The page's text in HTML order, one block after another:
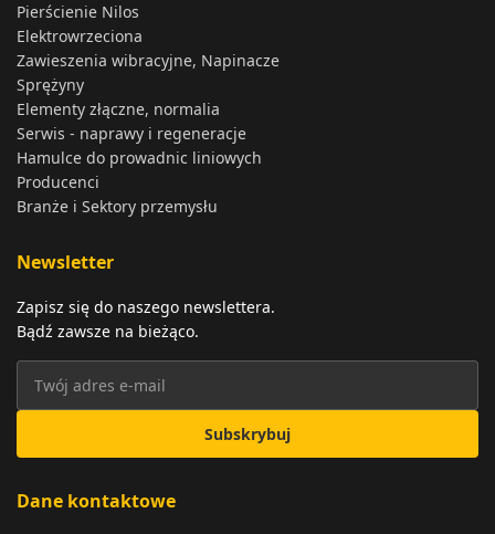
Pierścienie Nilos
Elektrowrzeciona
Zawieszenia wibracyjne, Napinacze
Sprężyny
Elementy złączne, normalia
Serwis - naprawy i regeneracje
Hamulce do prowadnic liniowych
Producenci
Branże i Sektory przemysłu
Newsletter
Zapisz się do naszego newslettera.
Bądź zawsze na bieżąco.
Subskrybuj
Dane kontaktowe